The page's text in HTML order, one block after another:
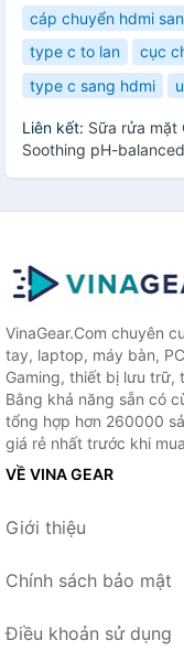
cáp chuyển hdmi
type c to lan
cục
type c sang hdmi
Liên kết: Sữa rửa mặt
Soothing pH-
VinaGear.Com chuyên
tay, laptop, máy bàn,
Gaming, thiết bị lưu trữ,
Bằng khả năng sẵn có
tổng hợp hơn 260000
giá rẻ nhất trước khi
VỀ VINA GEAR
Giới thiệu
Chính sách bảo mật
Điều khoản sử dụng